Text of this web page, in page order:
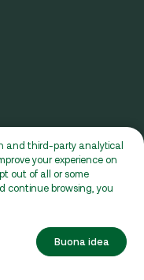
Ćaleta-Cari 53a,
and third-party analytical
your experience on
out of all or some
continue browsing, you
Buona idea